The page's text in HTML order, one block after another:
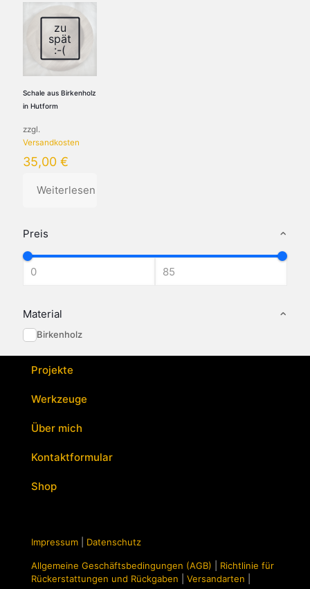
Preis
Material
Birkenholz
zu
spät
:-(
Schale aus Birkenholz
in Hutform
zzgl.
Versandkosten
35,00 €
Weiterlesen
Projekte
Werkzeuge
Über mich
Kontaktformular
Shop
Impressum Datenschutz
Allgemeine Geschäftsbedingungen (AGB)
Richtlinie für
Rückerstattungen und Rückgaben
Versandarten